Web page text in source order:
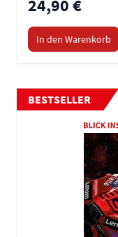
24,90 €
In den Warenkorb
BESTSELLER